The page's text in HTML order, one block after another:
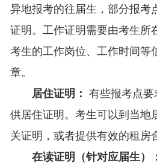
异地报考的往届生，部分报考
证明。工作证明需要由考生所
考生的工作岗位、工作时间等
章。
居住证明： 有些报考点
供居住证明。考生可以到当地
关证明，或者提供有效的租房
在读证明（针对应届生）：